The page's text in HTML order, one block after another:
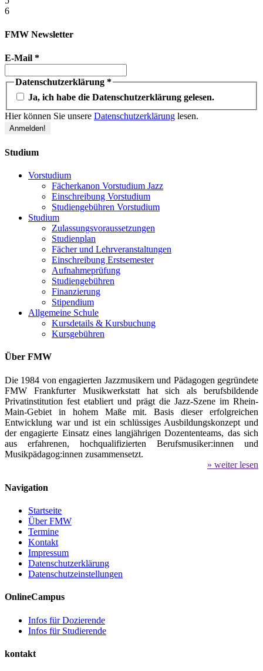
6
FMW Newsletter
E-Mail *
Datenschutzerklärung *
Ja, ich habe die Datenschutzerklärung gelesen.
Hier können Sie unsere Datenschutzerklärung lesen.
Studium
Vorstudium
Fächerkanon Vorstudium Jazz
Einschreibung Vorstudium
Studiengebühren Vorstudium
Studium
Zulassungsvoraussetzungen
Studienplan
Fächer und Lehrveranstaltungen
Einschreibung Erstsemester
Aufnahmeprüfung
Studiengebühren
Finanzierung
Stipendium
Allgemeine Schule
Kursdetails & Kursbuchung
Kursgebühren
Über FMW
Die 1984 von engagierten Jazzmusikern und Pädagogen gegründete
FMW Frankfurter Musikwerkstatt hat sich als berufsbildende
Privatinstitution fest etabliert und prägt die Jazz-Szene im Rhein-
Main-Gebiet in hohem Maße mit. Basis dieser erfolgreichen
Entwicklung war und ist ein schlüssiges Ausbildungskonzept und
der engagierte Einsatz eines langjährigen Dozententeams, das sich
aus erfahrenen, hochqualifizierten Berufsmusiker:innen und
Musikpädagog:innen zusammensetzt.
» weiter lesen
Navigation
Startseite
Über FMW
Termine
Kontakt
Impressum
Datenschutzerklärung
Datenschutzeinstellungen
OnlineCampus
Infos für Dozierende
Infos für Studierende
kontakt